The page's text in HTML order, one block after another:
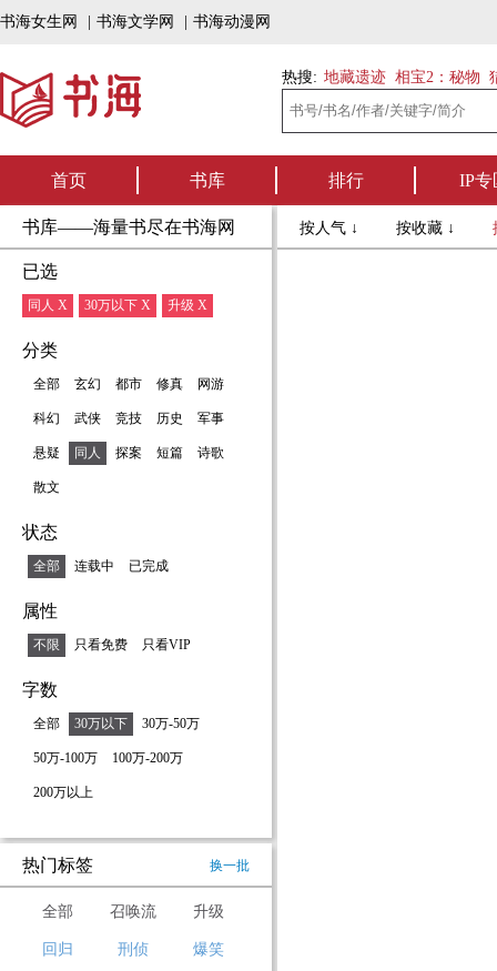
书海女生网 书海文学网 书海动漫网
热搜: 地藏遗迹 相宝2：秘物
首页 书库 排行 IP专
书库——海量书尽在书海网
已选
同人 X 30万以下 X 升级 X
分类
全部 玄幻 都市 修真 网游
科幻 武侠 竞技 历史 军事
悬疑 同人 探案 短篇 诗歌
散文
状态
全部 连载中 已完成
属性
不限 只看免费 只看VIP
字数
全部 30万以下 30万-50万
50万-100万 100万-200万
200万以上
热门标签 换一批
全部 召唤流 升级
回归 刑侦 爆笑
按人气 ↓ 按收藏 ↓